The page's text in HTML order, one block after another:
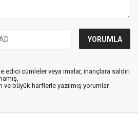
edici cümleler veya imalar, inançlara saldırı
ve büyük harflerle yazılmış yorumlar